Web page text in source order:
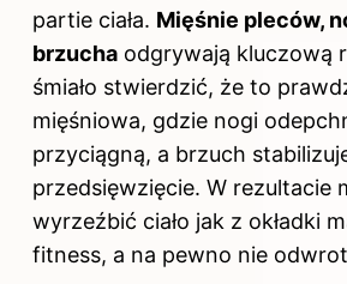
partie ciała. Mięśnie pleców,
brzucha odgrywają kluczową
śmiało stwierdzić, że to
mięśniowa, gdzie nogi
przyciągną, a brzuch
przedsięwzięcie. W rezultacie
wyrzeźbić ciało jak z okładki
fitness, a na pewno nie